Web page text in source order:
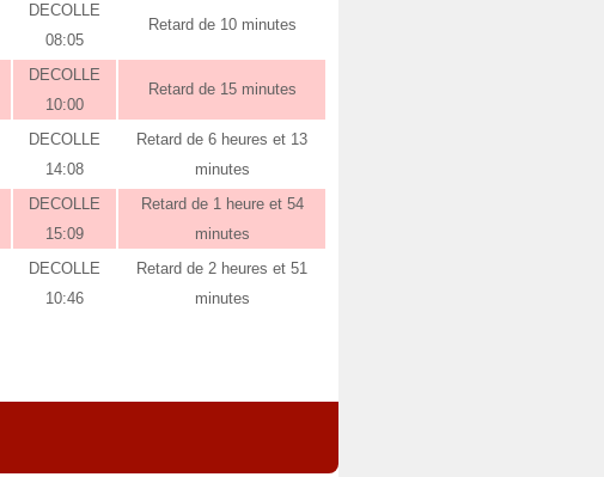
DECOLLE
08:05
Retard de 10 minutes
DECOLLE
10:00
Retard de 15 minutes
DECOLLE
14:08
Retard de 6 heures et 13
minutes
DECOLLE
15:09
Retard de 1 heure et 54
minutes
DECOLLE
10:46
Retard de 2 heures et 51
minutes